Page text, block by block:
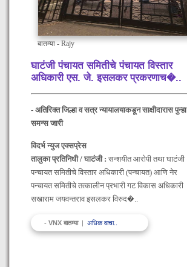
बातम्या - Rajy
घाटंजी पंचायत समितीचे पंचायत विस्तार
अधिकारी एस. जे. इसलकर प्रकरणाच�..
- अतिरिक्त जिल्हा व सत्र न्यायालयाकडून साक्षीदारास पुन्हा
समन्स जारी
विदर्भ न्युज एक्सप्रेस
तालुका प्रतिनिधी / घाटंजी : सन्शयीत आरोपी तथा घाटंजी
पन्चायत समितीचे विस्तार अधिकारी (पन्चायत) आणि नेर
पन्चायत समितीचे तत्कालीन प्रभारी गट विकास अधिकारी
सखाराम जयवन्तराव इसलकर विरुद�..
- VNX बातम्या अधिक वाचा..